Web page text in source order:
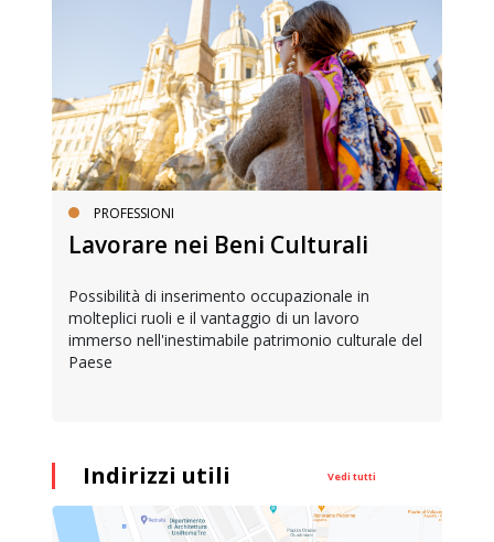
PROFESSIONI
Lavorare nei Beni Culturali
Possibilità di inserimento occupazionale in
molteplici ruoli e il vantaggio di un lavoro
immerso nell'inestimabile patrimonio culturale del
Paese
Indirizzi utili Vedi tutti